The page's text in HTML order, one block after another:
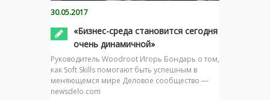
30.05.2017
«Бизнес-среда становится сегодня
очень динамичной»
Руководитель Woodroot Игорь Бондарь о том,
как Soft Skills помогают быть успешным в
меняющемся мире Деловое сообщество —
newsdelo.com